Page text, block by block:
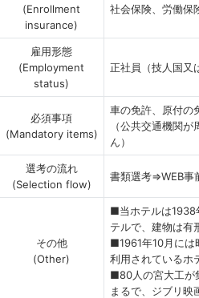
(Enrollment
insurance)
社会保険、労働保
雇用形態
(Employment
status)
正社員（技人国又
必須事項
(Mandatory items)
車の免許、原付の
（公共交通機関
ん）
選考の流れ
(Selection flow)
書類選考⇒WEB
その他
(Other)
■当ホテルは1938
テルで、建物は有
■1961年10月には
利用されているホ
■80人の宮大工が
まるで、ジブリ映